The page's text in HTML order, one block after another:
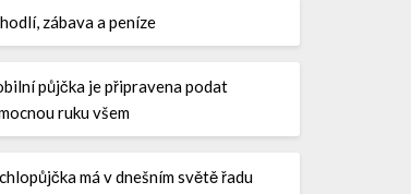
zábava a peníze
půjčka je připravena podat
ruku všem
má v dnešním světě řadu